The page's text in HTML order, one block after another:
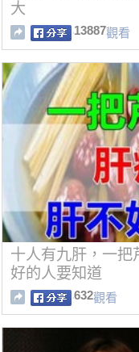
大
13887觀看
十人有九肝，一把
好的人要知道
632觀看